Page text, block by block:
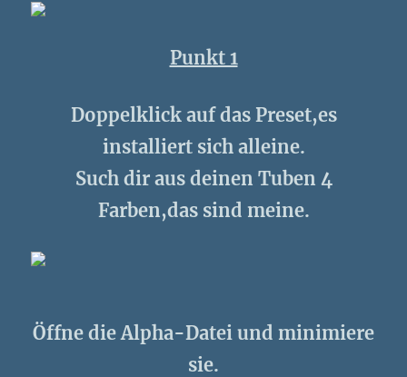
Punkt 1
Doppelklick auf das Preset,es
installiert sich alleine.
Such dir aus deinen Tuben 4
Farben,das sind meine.
Öffne die Alpha-Datei und minimiere
sie.